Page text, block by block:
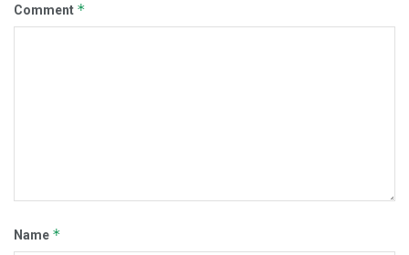
Comment *
Name *